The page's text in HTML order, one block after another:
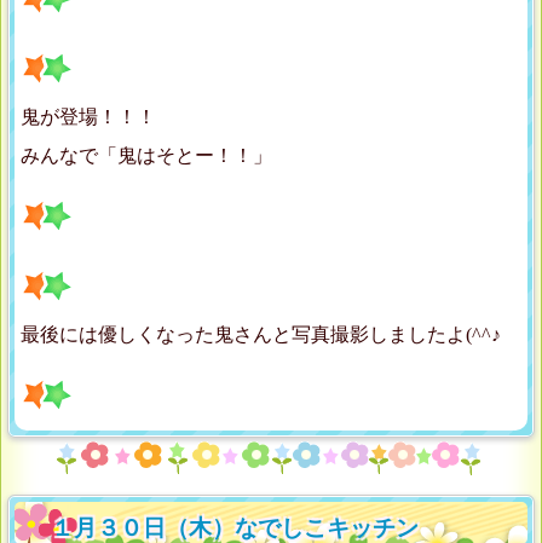
鬼が登場！！！
みんなで「鬼はそとー！！」
最後には優しくなった鬼さんと写真撮影しましたよ(^^♪
１月３０日（木）なでしこキッチン